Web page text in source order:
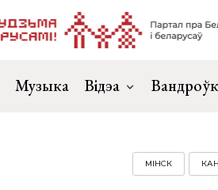
Музыка Відэа
МІНСК